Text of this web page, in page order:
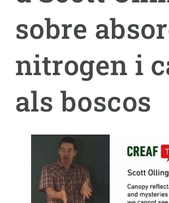
sobre
nitrogen i
als boscos
NOTÍCIES I AGENDA